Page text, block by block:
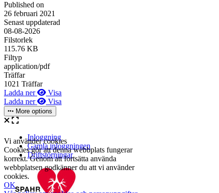
Published on
26 februari 2021
Senast uppdaterad
08-08-2026
Filstorlek
115.76 KB
Filtyp
application/pdf
Träffar
1021 Träffar
Ladda ner
Visa
Ladda ner
Visa
More options